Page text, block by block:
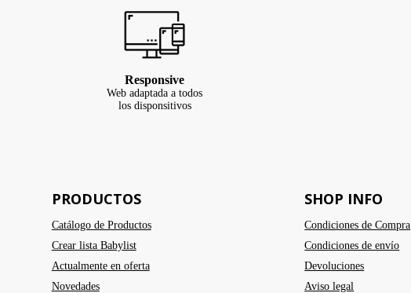
Responsive
Web adaptada a todos
los disponsitivos
PRODUCTOS
Catálogo de Productos
Crear lista Babylist
Actualmente en oferta
Novedades
SHOP INFO
Condiciones de Compra
Condiciones de envío
Devoluciones
Aviso legal